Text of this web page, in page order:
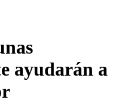
ayudarán a